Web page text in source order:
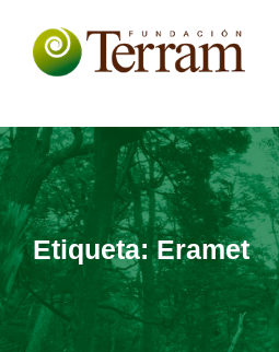
Etiqueta:Eramet